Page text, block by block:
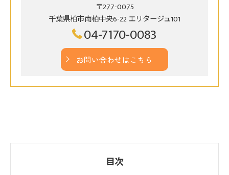
〒277-0075
千葉県柏市南柏中央6-22 エリタージュ101
04-7170-0083
お問い合わせはこちら
目次